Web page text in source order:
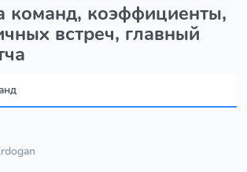
команд, коэффициенты,
встреч, главный